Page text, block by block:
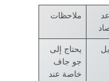
ملاحظات
يحتاج إلى
جو جاف
خاصة عند